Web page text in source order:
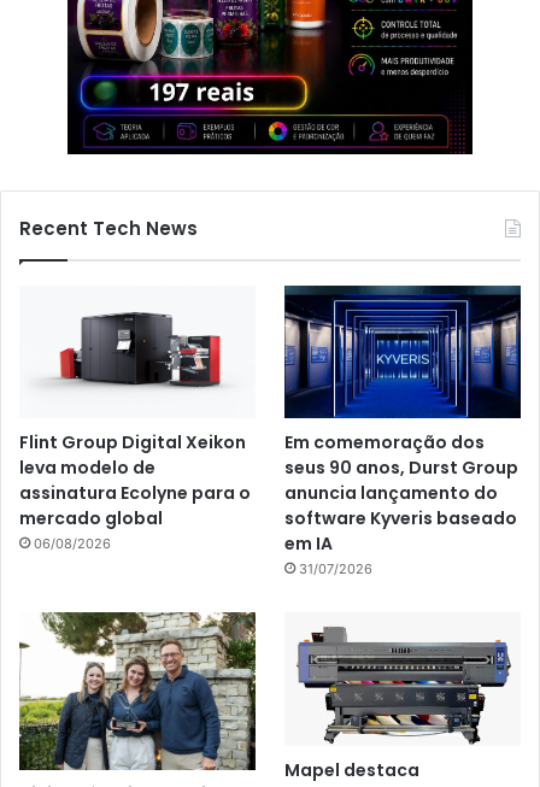
Recent Tech News
Flint Group Digital Xeikon
leva modelo de
assinatura Ecolyne para o
mercado global
06/08/2026
Em comemoração dos
seus 90 anos, Durst Group
anuncia lançamento do
software Kyveris baseado
em IA
31/07/2026
Mapel destaca